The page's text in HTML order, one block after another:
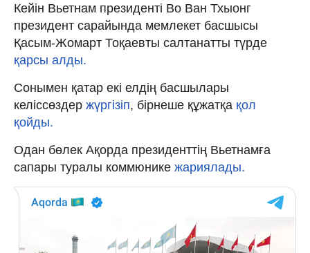
Кейін Вьетнам президенті Во Ван Тхыонг
президент сарайында мемлекет басшысы
Қасым-Жомарт Тоқаевты салтанатты түрде
қарсы алды.
Сонымен қатар екі елдің басшылары
келіссөздер жүргізіп, бірнеше құжатқа қол
қойды.
Одан бөлек Ақорда президенттің Вьетнамға
сапары туралы коммюнике жариялады.